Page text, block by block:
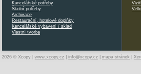
Kancelářské potřeby
Školní potřeby
Archivace
Restaurační, hotelové doplňky
Kancelářské vybavení / sklad
Vlastní tvorba
2026 © Xcopy | www.xcopy.cz info@xcopy.cz mapa stránek